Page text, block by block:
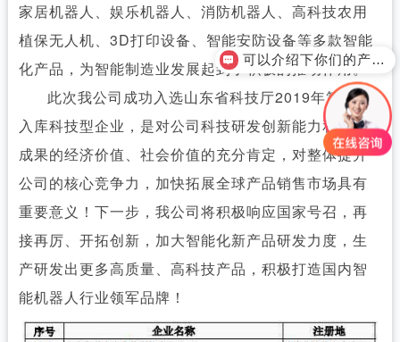
家居机器人、娱乐机器人、消防机器人、高科技农用
植保无人机、3D打印设备、智能安防设备等多款智能
化产品，为智能制造业发展起到了积极的推动作用。
此次我公司成功入选山东省科技厅2019年第二批
入库科技型企业，是对公司科技研发创新能力和转化
成果的经济价值、社会价值的充分肯定，对整体提升
公司的核心竞争力，加快拓展全球产品销售市场具有
重要意义！下一步，我公司将积极响应国家号召，再
接再厉、开拓创新，加大智能化新产品研发力度，生
产研发出更多高质量、高科技产品，积极打造国内智
能机器人行业领军品牌！
可以介绍下你们的产品么？